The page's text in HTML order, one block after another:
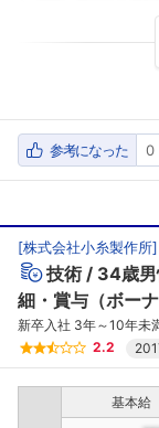
参考になった 0
[株式会社小糸製作所]
技術 34歳
細・賞与（ボーナ
新卒入社 3年～10年未
2.2
基本給